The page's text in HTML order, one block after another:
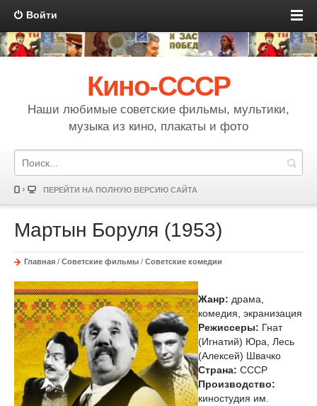
Войти
Кино-СССР
Наши любимые советские фильмы, мультики,
музыка из кино, плакаты и фото
ПЕРЕЙТИ НА ПОЛНУЮ ВЕРСИЮ САЙТА
Мартын Боруля (1953)
Главная / Советские фильмы / Советские комедии
Жанр: драма,
комедия, экранизация
Режиссеры: Гнат
(Игнатий) Юра, Лесь
(Алексей) Швачко
Страна: СССР
Производство:
киностудия им.